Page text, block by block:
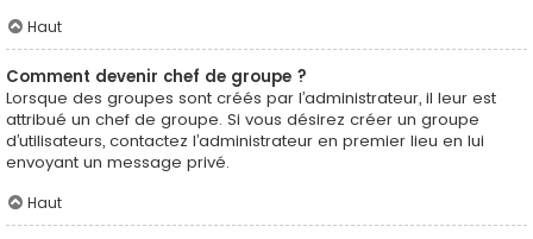
Haut
Comment devenir chef de groupe ?
Lorsque des groupes sont créés par l’administrateur, il leur est
attribué un chef de groupe. Si vous désirez créer un groupe
d’utilisateurs, contactez l’administrateur en premier lieu en lui
envoyant un message privé.
Haut